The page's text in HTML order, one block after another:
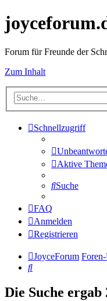
Forum für Freunde der
Zum Inhalt
Schnellzugriff
Aktive
Suche
FAQ
Anmelden
Registrieren
JoyceForum
Suche
Die Suche